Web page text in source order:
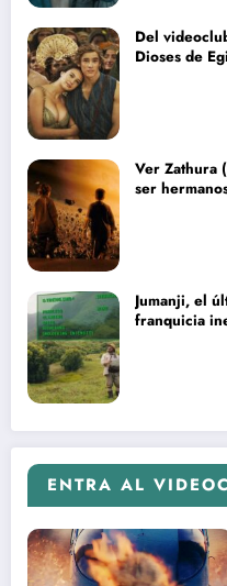
Del
Dioses de
Ver Zathura
ser
Jumanji, el
franquicia
ENTRA AL